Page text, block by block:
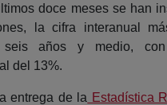
doce meses se han
la cifra interanual
seis años y medio,
del 13%.
entrega de la Estadística